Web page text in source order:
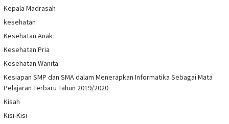
Kepala Madrasah
kesehatan
Kesehatan Anak
Kesehatan Pria
Kesehatan Wanita
Kesiapan SMP dan SMA dalam Menerapkan Informatika Sebagai Mata
Pelajaran Terbaru Tahun 2019/2020
Kisah
Kisi-Kisi